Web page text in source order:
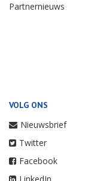
Partnernieuws
VOLG ONS
Nieuwsbrief
Twitter
Facebook